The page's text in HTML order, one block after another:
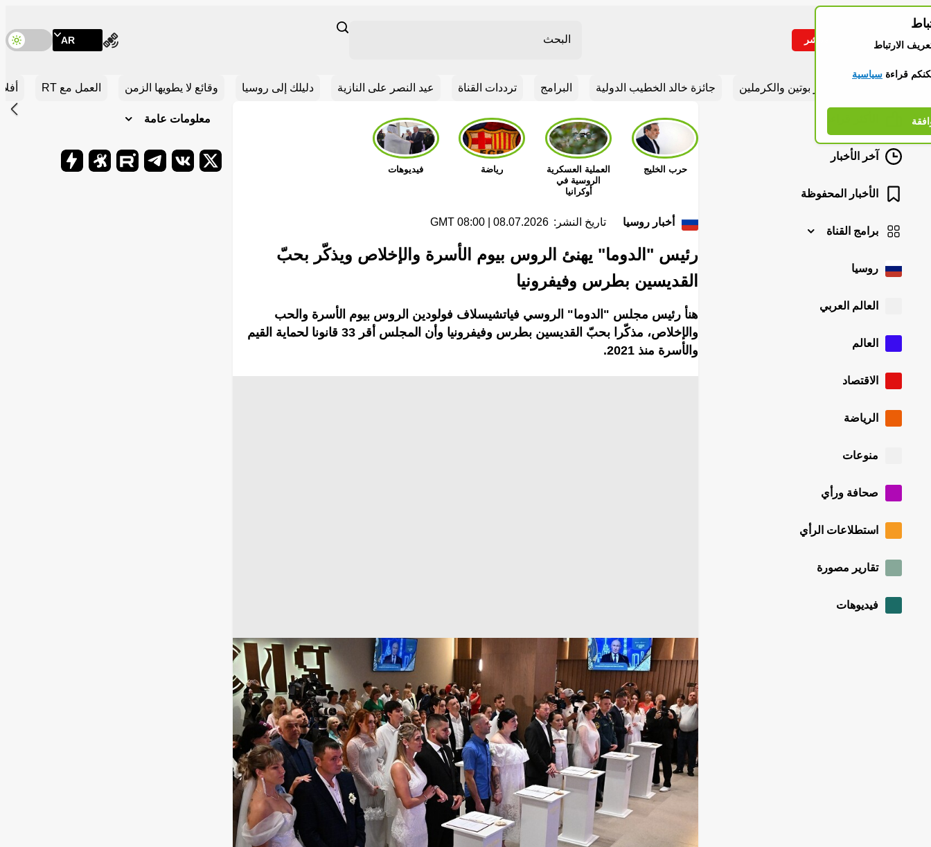
الارتباط
قراءة سياسية
تبديل القائمة مباشر
Search
أين يمكنك متابعتنا
AR
أقسام مهمة أخبار بوتين والكرملين جائزة خالد الخطيب الدولية البرامج ترددات القناة عيد النصر على النازية دليلك إلى روسيا وقائع لا يطويها الزمن العمل مع RT
إلى
آخر الأخبار
الأخبار المحفوظة
برامج القناة
روسيا
العالم العربي
العالم
الاقتصاد
الرياضة
منوعات
صحافة ورأي
استطلاعات الرأي
تقارير مصورة
فيديوهات
Stories
حرب الخليج
مشاهدة
العملية العسكرية
الروسية في
أوكرانيا
مشاهدة
رياضة
مشاهدة
فيديوهات
مشاهدة
أخبار روسيا تاريخ النشر: 08.07.2026 | 08:00 GMT
رئيس "الدوما" يهنئ الروس بيوم الأسرة والإخلاص ويذكّر بحبّ
القديسين بطرس وفيفرونيا
هنأ رئيس مجلس "الدوما" الروسي فياتشيسلاف فولودين الروس بيوم الأسرة والحب
والإخلاص، مذكّرا بحبّ القديسين بطرس وفيفرونيا وأن المجلس أقر 33 قانونا لحماية القيم
والأسرة منذ 2021.
روسيا / Sputnik
وكتب فولودين في قناته على منصة "ماكس" الروسية أن يوم الأسرة والحب والإخلاص في
روسيا عيد مكرس للقيم الروحية التقليدية التي تتناقلها الأجيال على مر القرون.
إقرأ المزيد
وأضاف: "في هذا اليوم نستذكر القديسين بطرس
وفيفرونيا المورميين. قصتهما مثال ساطع على أن الحب لا
يخاف الصعاب والعقبات".
وقال: "الأسرة المتماسكة ضمان لتطور بلادنا، وكلما زاد
عدد الأسر السعيدة المنجبة، كانت بلادنا أنجح، وإدراك
الغرب ذلك دفعه لفعل كل شيء ليفرض علينا الزواج
معلومات عامة
X
VK.com
Telegram
Rutube
Odysee
Telegram